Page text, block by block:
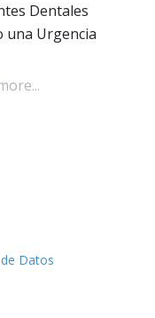
Dentales
una Urgencia
Datos